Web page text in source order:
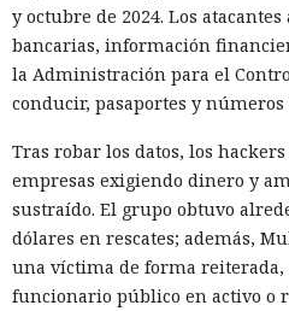
y octubre de 2024. Los
bancarias, información
la Administración para el
conducir, pasaportes y
Tras robar los datos, los
empresas exigiendo dinero y
sustraído. El grupo obtuvo
dólares en rescates; además,
una víctima de forma
funcionario público en activo o